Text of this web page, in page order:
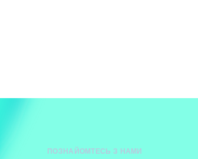
ПОЗНАЙОМТЕСЬ З НАМИ